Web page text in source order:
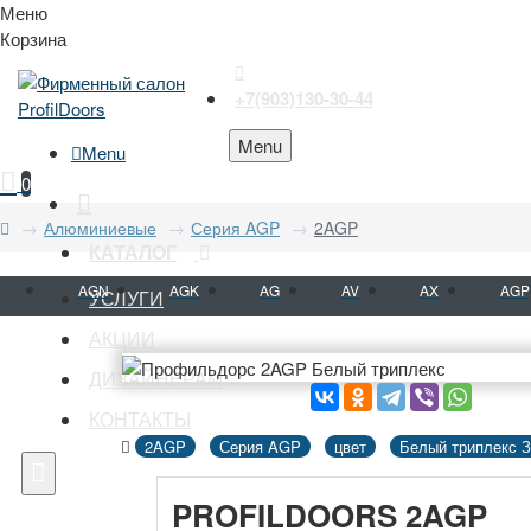
Меню
Корзина
Menu
КАТАЛОГ
УСЛУГИ
АКЦИИ
ДИЗАЙНЕРАМ
КОНТАКТЫ
+7(903)130-30-44
Menu
0
Алюминиевые Серия AGP 2AGP
AGN AGK AG AV AX AGP
2AGP Серия AGP цвет Белый триплекс
PROFILDOORS 2AGP